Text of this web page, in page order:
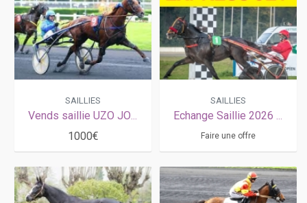
SAILLIES
Vends saillie UZO JOSSELYN (Love You - Lezira Josselyn par Workaholic)
1000€
SAILLIES
Echange Saillie 2026 EXPRESS JET
Faire une offre